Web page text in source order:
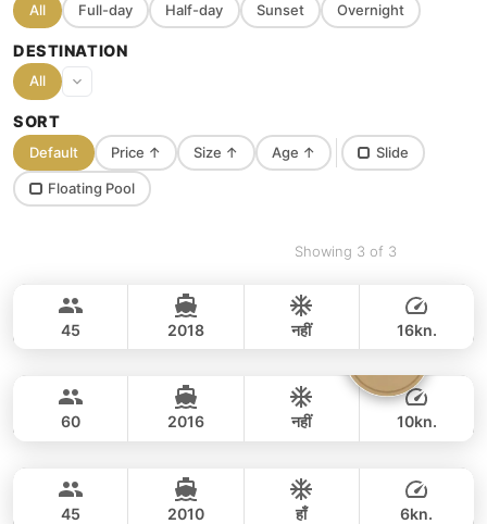
All Full-day Half-day Sunset Overnight
DESTINATION
All
SORT
Default Price ↑ Size ↑ Age ↑ Slide
Floating Pool
Showing 3 of 3
CUSTOM BUILD 52FT
120,000 THB
108,200 THB
45 2018 नहीं 16kn.
CUSTOM BUILD 72FT
110,600 THB
60 2016 नहीं 10kn.
LAGOON 50FT
45 2010 हाँ 6kn.